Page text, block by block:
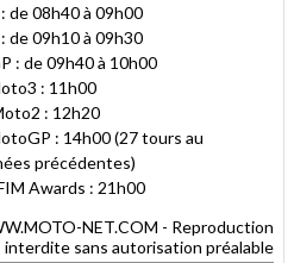
de 08h40 à 09h00
de 09h10 à 09h30
: de 09h40 à 10h00
: 11h00
: 12h20
: 14h00 (27 tours au
précédentes)
Awards : 21h00
NET.COM - Reproduction
interdite sans autorisation préalable